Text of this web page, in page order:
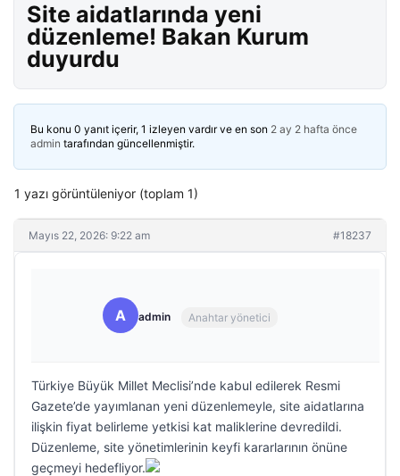
Site aidatlarında yeni
düzenleme! Bakan Kurum
duyurdu
Bu konu 0 yanıt içerir, 1 izleyen vardır ve en son 2 ay 2 hafta önce
admin tarafından güncellenmiştir.
1 yazı görüntüleniyor (toplam 1)
Mayıs 22, 2026: 9:22 am #18237
A admin Anahtar yönetici
Türkiye Büyük Millet Meclisi’nde kabul edilerek Resmi
Gazete’de yayımlanan yeni düzenlemeyle, site aidatlarına
ilişkin fiyat belirleme yetkisi kat maliklerine devredildi.
Düzenleme, site yönetimlerinin keyfi kararlarının önüne
geçmeyi hedefliyor.